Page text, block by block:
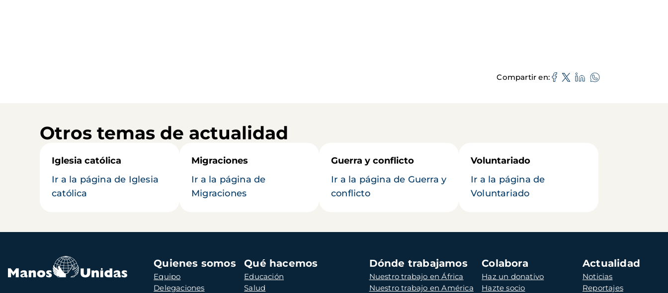
Compartir en
Otros temas de actualidad
Iglesia católica
Ir a la página de Iglesia
católica
Migraciones
Ir a la página de
Migraciones
Guerra y conflicto
Ir a la página de Guerra y
conflicto
Voluntariado
Ir a la página de
Voluntariado
Navegación
principal
Quienes somos
Equipo
Delegaciones
Qué hacemos
Educación
Salud
Dónde trabajamos
Nuestro trabajo en África
Nuestro trabajo en América
Colabora
Haz un donativo
Hazte socio
Actualidad
Noticias
Reportajes